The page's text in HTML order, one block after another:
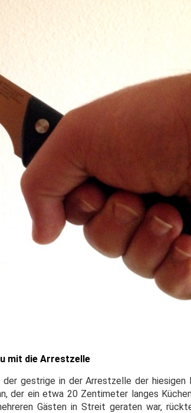
mit die Arrestzelle
gestrige in der Arrestzelle der hiesigen
der ein etwa 20 Zentimeter langes
Gästen in Streit geraten war,